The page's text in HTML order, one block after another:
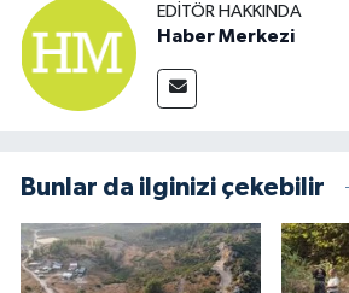
EDITÖR HAKKINDA
Haber Merkezi
Bunlar da ilginizi çekebilir